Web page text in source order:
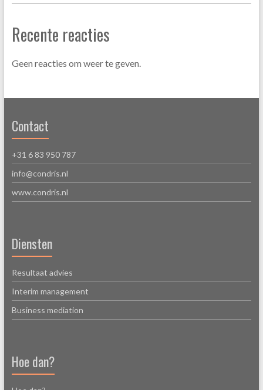
Recente reacties
Geen reacties om weer te geven.
Contact
+31 6 83 950 787
info@condris.nl
www.condris.nl
Diensten
Resultaat advies
Interim management
Business mediation
Hoe dan?